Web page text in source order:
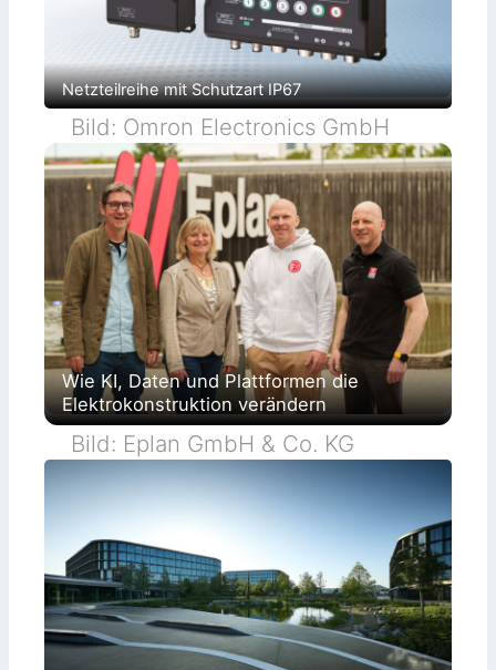
Netzteilreihe mit Schutzart IP67
Bild: Omron Electronics GmbH
Wie KI, Daten und Plattformen die
Elektrokonstruktion verändern
Bild: Eplan GmbH & Co. KG